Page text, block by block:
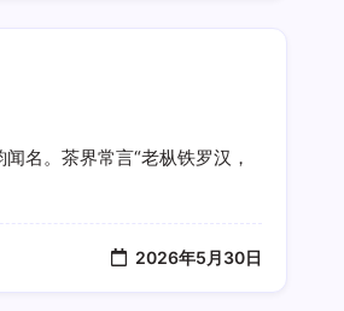
名。茶界常言“老枞铁罗汉，
2026年5月30日